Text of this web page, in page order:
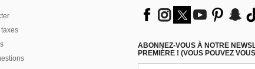
taxes
ABONNEZ-VOUS À NOTRE
PREMIÈRE ! (VOUS POUVEZ